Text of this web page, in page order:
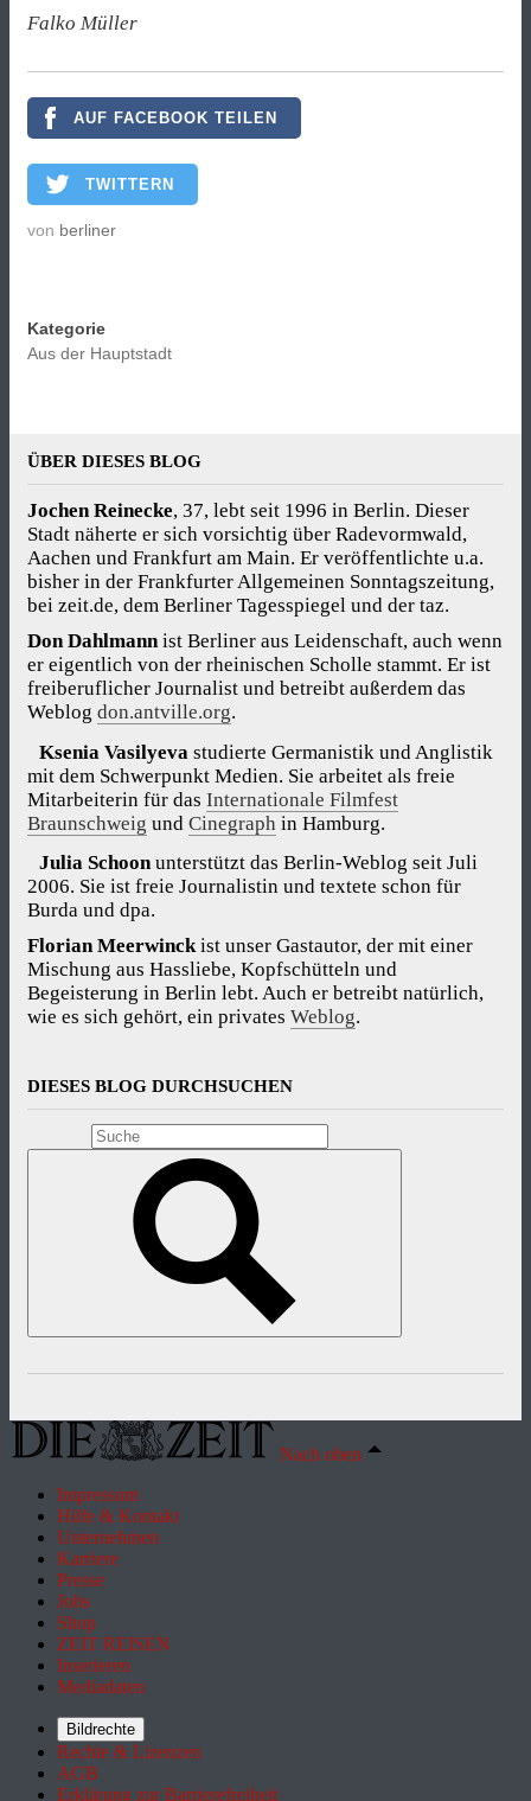
Falko Müller
AUF FACEBOOK TEILEN
TWITTERN
von berliner
Kategorie
Aus der Hauptstadt
ÜBER DIESES BLOG
Jochen Reinecke, 37, lebt seit 1996 in Berlin. Dieser
Stadt näherte er sich vorsichtig über Radevormwald,
Aachen und Frankfurt am Main. Er veröffentlichte u.a.
bisher in der Frankfurter Allgemeinen Sonntagszeitung,
bei zeit.de, dem Berliner Tagesspiegel und der taz.
Don Dahlmannist Berliner aus Leidenschaft, auch wenn
er eigentlich von der rheinischen Scholle stammt. Er ist
freiberuflicher Journalist und betreibt außerdem das
Weblog don.antville.org.
Ksenia Vasilyeva studierte Germanistik und Anglistik
mit dem Schwerpunkt Medien. Sie arbeitet als freie
Mitarbeiterin für das Internationale Filmfest
Braunschweig und Cinegraph in Hamburg.
Julia Schoon unterstützt das Berlin-Weblog seit Juli
2006. Sie ist freie Journalistin und textete schon für
Burda und dpa.
Florian Meerwinckist unser Gastautor, der mit einer
Mischung aus Hassliebe, Kopfschütteln und
Begeisterung in Berlin lebt. Auch er betreibt natürlich,
wie es sich gehört, ein privates Weblog.
DIESES BLOG DURCHSUCHEN
Nach oben
Impressum
Hilfe & Kontakt
Unternehmen
Karriere
Presse
Jobs
Shop
ZEIT REISEN
Inserieren
Mediadaten
Bildrechte
Rechte & Lizenzen
AGB
Erklärung zur Barrierefreiheit